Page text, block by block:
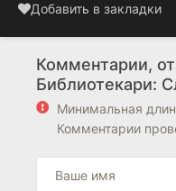
Добавить в закладки
Комментарии,
Библиотекари:
Минимальная
Комментарии